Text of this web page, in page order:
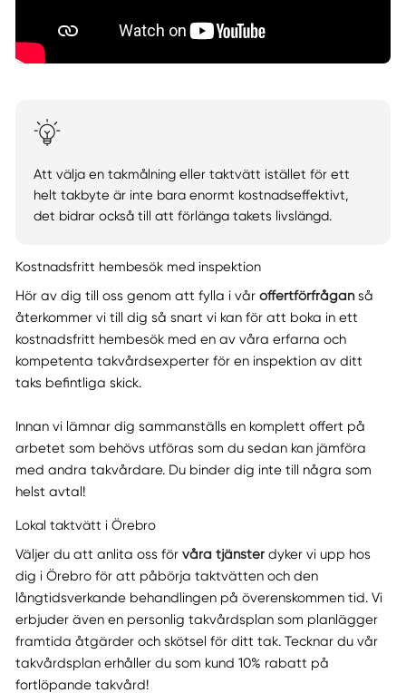
Att välja en takmålning eller taktvätt istället för ett
helt takbyte är inte bara enormt kostnadseffektivt,
det bidrar också till att förlänga takets livslängd.
Kostnadsfritt hembesök med inspektion
Hör av dig till oss genom att fylla i vår offertförfråganså
återkommer vi till dig så snart vi kan för att boka in ett
kostnadsfritt hembesök med en av våra erfarna och
kompetenta takvårdsexperter för en inspektion av ditt
taks befintliga skick.
Innan vi lämnar dig sammanställs en komplett offert på
arbetet som behövs utföras som du sedan kan jämföra
med andra takvårdare. Du binder dig inte till några som
helst avtal!
Lokal taktvätt i Örebro
Väljer du att anlita oss för våra tjänsterdyker vi upp hos
dig i Örebro för att påbörja taktvätten och den
långtidsverkande behandlingen på överenskommen tid. Vi
erbjuder även en personlig takvårdsplan som planlägger
framtida åtgärder och skötsel för ditt tak. Tecknar du vår
takvårdsplan erhåller du som kund 10% rabatt på
fortlöpande takvård!